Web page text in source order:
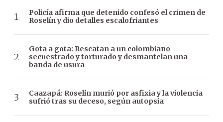
Policía afirma que detenido confesó el crimen de
Roselín y dio detalles escalofriantes
Gota a gota: Rescatan a un colombiano
secuestrado y torturado y desmantelan una
banda de usura
Caazapá: Roselín murió por asfixia y la violencia
sufrió tras su deceso, según autopsia